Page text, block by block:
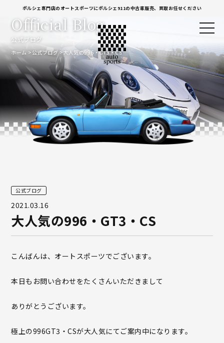
ポルシェ専門店のオートスポーツにポルシェ911の中古車販売、買取お任せください
公式ブログ
Official Blog
ホーム 公式ブログ 大人気の996・GT3・CS
公式ブログ
2021.03.16
大人気の996・GT3・CS
こんばんは、オートスポーツでございます。
本日もお問い合わせをたくさんいただきまして
ありがとうございます。
極上の996GT3・CSが大人気にてご案内中になります。